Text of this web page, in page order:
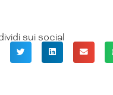
sui social